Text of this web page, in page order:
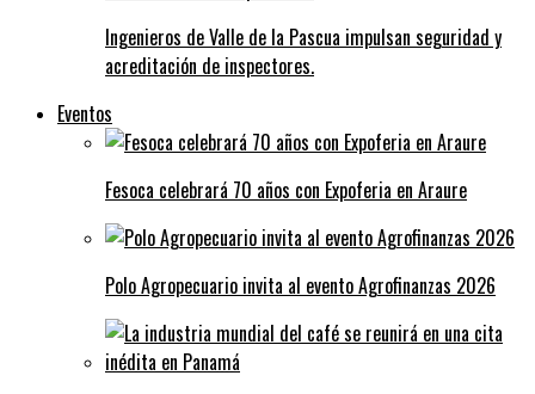
Ingenieros de Valle de la Pascua impulsan seguridad y
acreditación de inspectores.
Eventos
Fesoca celebrará 70 años con Expoferia en Araure
Polo Agropecuario invita al evento Agrofinanzas 2026